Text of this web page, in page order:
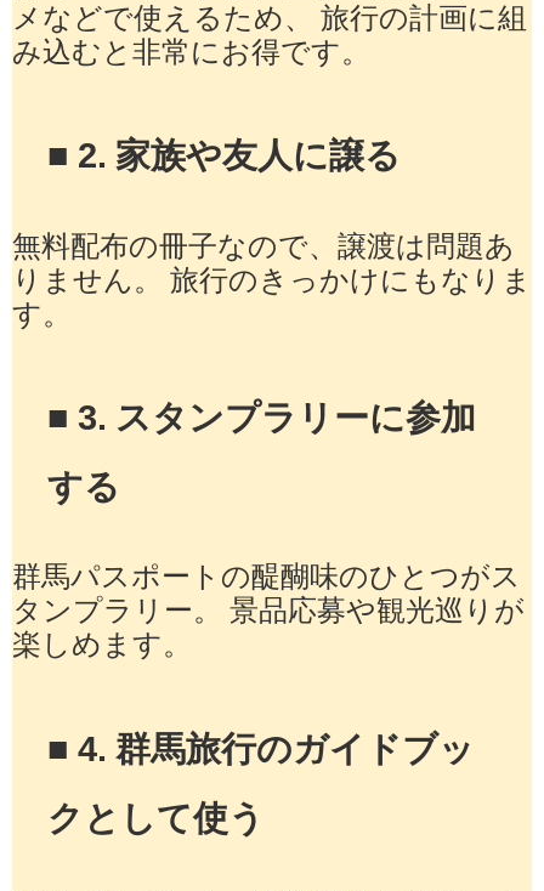
メなどで使えるため、 旅行の計画に組
み込むと非常にお得です。
■ 2. 家族や友人に譲る
無料配布の冊子なので、譲渡は問題あ
りません。 旅行のきっかけにもなりま
す。
■ 3. スタンプラリーに参加
する
群馬パスポートの醍醐味のひとつがス
タンプラリー。 景品応募や観光巡りが
楽しめます。
■ 4. 群馬旅行のガイドブッ
クとして使う